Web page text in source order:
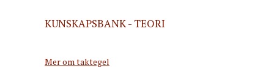
KUNSKAPSBANK - TEORI
Mer om taktegel